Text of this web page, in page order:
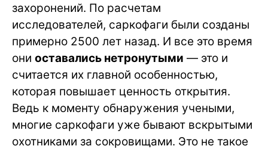
захоронений. По расчетам
исследователей, саркофаги были созданы
примерно 2500 лет назад. И все это время
они оставались нетронутыми — это и
считается их главной особенностью,
которая повышает ценность открытия.
Ведь к моменту обнаружения учеными,
многие саркофаги уже бывают вскрытыми
охотниками за сокровищами. Это не такое